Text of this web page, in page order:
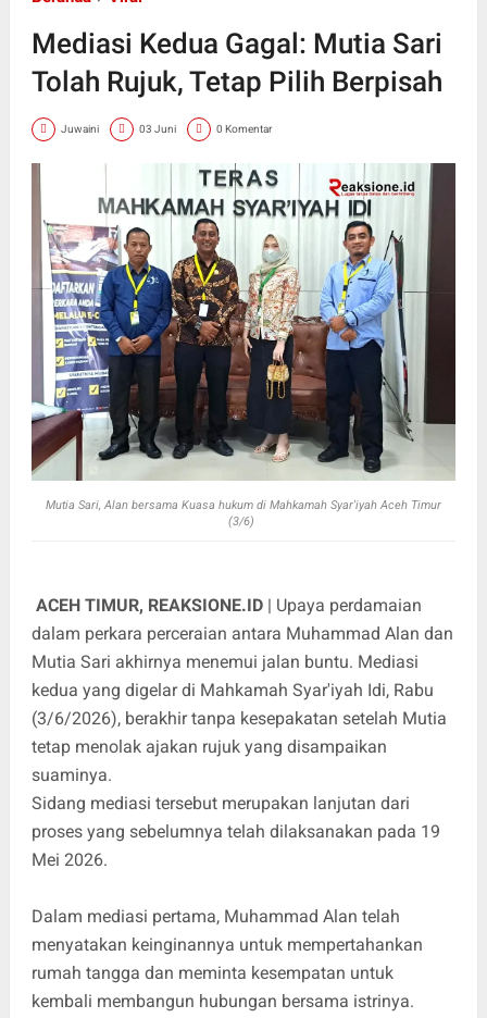
Mediasi Kedua Gagal: Mutia Sari
Tolah Rujuk, Tetap Pilih Berpisah
Juwaini 03 Juni 0 Komentar
Mutia Sari, Alan bersama Kuasa hukum di Mahkamah Syar'iyah Aceh Timur
(3/6)
ACEH TIMUR, REAKSIONE.ID| Upaya perdamaian
dalam perkara perceraian antara Muhammad Alan dan
Mutia Sari akhirnya menemui jalan buntu. Mediasi
kedua yang digelar di Mahkamah Syar'iyah Idi, Rabu
(3/6/2026), berakhir tanpa kesepakatan setelah Mutia
tetap menolak ajakan rujuk yang disampaikan
suaminya.
Sidang mediasi tersebut merupakan lanjutan dari
proses yang sebelumnya telah dilaksanakan pada 19
Mei 2026.
Dalam mediasi pertama, Muhammad Alan telah
menyatakan keinginannya untuk mempertahankan
rumah tangga dan meminta kesempatan untuk
kembali membangun hubungan bersama istrinya.